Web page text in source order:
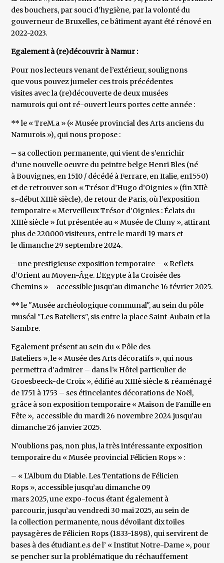
des bouchers, par souci d’hygiène, par la volonté du
gouverneur de Bruxelles, ce bâtiment ayant été rénové en
2022-2023.
Egalement à (re)découvrir à Namur :
Pour nos lecteurs venant de l’extérieur, soulignons
que vous pouvez jumeler ces trois précédentes
visites avec la (re)découverte de deux musées
namurois qui ont ré-ouvert leurs portes cette année :
** le « TreM.a » (« Musée provincial des Arts anciens du
Namurois »), qui nous propose :
– sa collection permanente, qui vient de s’enrichir
d’une nouvelle oeuvre du peintre belge Henri Bles (né
à Bouvignes, en 1510 / décédé à Ferrare, en Italie, en1550)
et de retrouver son « Trésor d’Hugo d’Oignies » (fin XIIè
s.-début XIIIè siècle), de retour de Paris, où l’exposition
temporaire « Merveilleux Trésor d’Oignies : Éclats du
XIIIè siècle » fut présentée au « Musée de Cluny », attirant
plus de 220.000 visiteurs, entre le mardi 19 mars et
le dimanche 29 septembre 2024.
– une prestigieuse exposition temporaire – « Reflets
d’Orient au Moyen-Âge. L’Egypte à la Croisée des
Chemins » – accessible jusqu’au dimanche 16 février 2025.
** le "Musée archéologique communal", au sein du pôle
muséal "Les Bateliers", sis entre la place Saint-Aubain et la
Sambre.
Egalement présent au sein du « Pôle des
Bateliers », le « Musée des Arts décoratifs », qui nous
permettra d’admirer – dans l’« Hôtel particulier de
Groesbeeck-de Croix », édifié au XIIIè siècle & réaménagé
de 1751 à 1753 – ses étincelantes décorations de Noël,
grâce à son exposition temporaire « Maison de Famille en
Fête », accessible du mardi 26 novembre 2024 jusqu’au
dimanche 26 janvier 2025.
N’oublions pas, non plus, la très intéressante exposition
temporaire du « Musée provincial Félicien Rops » :
– « L’Album du Diable. Les Tentations de Félicien
Rops », accessible jusqu’au dimanche 09
mars 2025, une expo-focus étant également à
parcourir, jusqu’au vendredi 30 mai 2025, au sein de
la collection permanente, nous dévoilant dix toiles
paysagères de Félicien Rops (1833-1898), qui servirent de
bases à des étudiant.e.s de l’ « Institut Notre-Dame », pour
se pencher sur la problématique du réchauffement